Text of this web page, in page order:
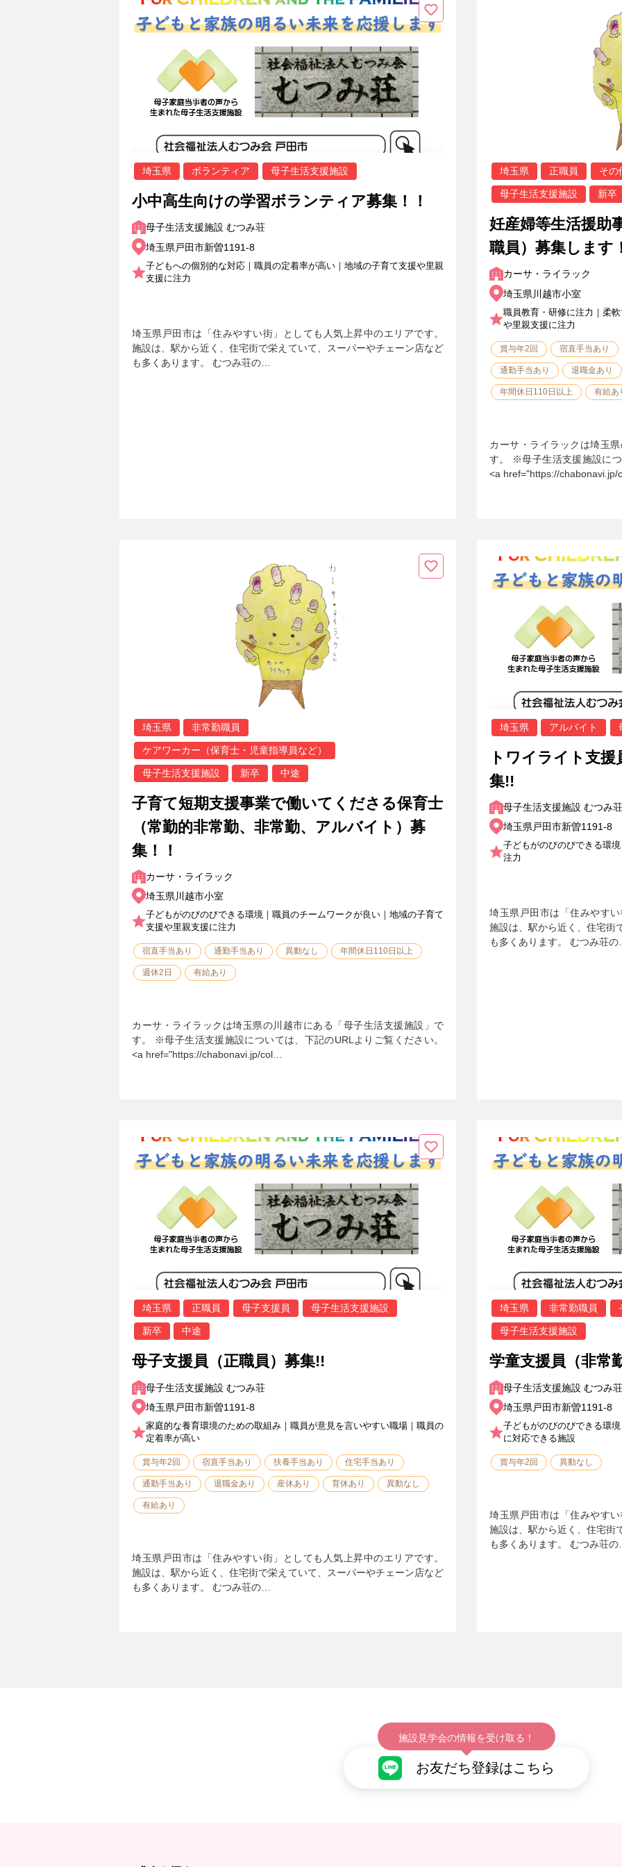
埼玉県 ボランティア 母子生活支援施設
小中高生向けの学習ボランティア募集！！
母子生活支援施設 むつみ荘
埼玉県戸田市新曽1191-8
子どもへの個別的な対応｜職員の定着率が高い｜地域の子育て支援や里親
支援に注力
埼玉県戸田市は「住みやすい街」としても人気上昇中のエリアです。
施設は、駅から近く、住宅街で栄えていて、スーパーやチェーン店など
も多くあります。 むつみ荘の…
埼玉県 正職員 その
母子生活支援施設 新卒
妊産婦等生活援助
職員）募集します
カーサ・ライラック
埼玉県川越市小室
職員教育・研修に注力｜柔
や里親支援に注力
賞与年2回 宿直手当あり
通勤手当あり 退職金あり
年間休日110日以上 有給あ
カーサ・ライラックは埼玉
す。 ※母子生活支援施設に
<a href="https://
埼玉県 非常勤職員
ケアワーカー（保育士・児童指導員など）
母子生活支援施設 新卒 中途
子育て短期支援事業で働いてくださる保育士
（常勤的非常勤、非常勤、アルバイト）募
集！！
カーサ・ライラック
埼玉県川越市小室
子どもがのびのびできる環境｜職員のチームワークが良い｜地域の子育て
支援や里親支援に注力
宿直手当あり 通勤手当あり 異動なし 年間休日110日以上
週休2日 有給あり
カーサ・ライラックは埼玉県の川越市にある「母子生活支援施設」で
す。 ※母子生活支援施設については、下記のURLよりご覧ください。
<a href="https://chabonavi.jp/col…
埼玉県 アルバイト
トワイライト支
集!!
母子生活支援施設 むつみ荘
埼玉県戸田市新曽1191-8
子どもがのびのびできる環
注力
埼玉県戸田市は「住みやす
施設は、駅から近く、住宅街
も多くあります。 むつみ荘
埼玉県 正職員 母子支援員 母子生活支援施設
新卒 中途
母子支援員（正職員）募集!!
母子生活支援施設 むつみ荘
埼玉県戸田市新曽1191-8
家庭的な養育環境のための取組み｜職員が意見を言いやすい職場｜職員の
定着率が高い
賞与年2回 宿直手当あり 扶養手当あり 住宅手当あり
通勤手当あり 退職金あり 産休あり 育休あり 異動なし
有給あり
埼玉県戸田市は「住みやすい街」としても人気上昇中のエリアです。
施設は、駅から近く、住宅街で栄えていて、スーパーやチェーン店など
も多くあります。 むつみ荘の…
埼玉県 非常勤職員
母子生活支援施設
学童支援員（非常
母子生活支援施設 むつみ荘
埼玉県戸田市新曽1191-8
子どもがのびのびできる環
に対応できる施設
賞与年2回 異動なし
埼玉県戸田市は「住みやす
施設は、駅から近く、住宅街
も多くあります。 むつみ荘
施設見学会の情報を受け取る！
お友だち登録はこちら